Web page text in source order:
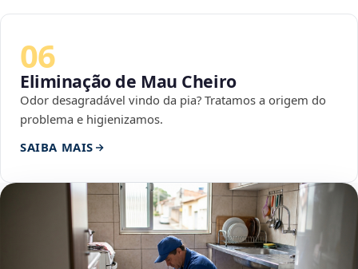
06
Eliminação de Mau Cheiro
Odor desagradável vindo da pia? Tratamos a origem do
problema e higienizamos.
SAIBA MAIS